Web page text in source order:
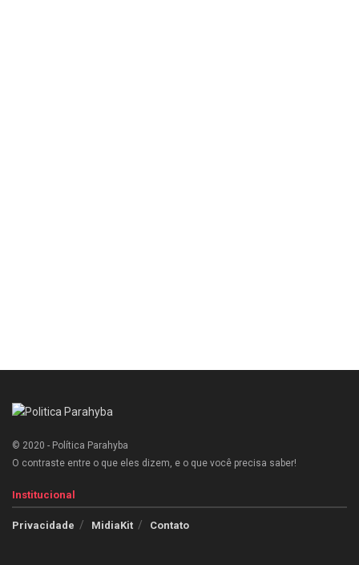
© 2020 - Política Parahyba
O contraste entre o que eles dizem, e o que você precisa saber!
Institucional
Privacidade MidiaKit Contato